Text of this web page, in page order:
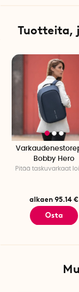
Tuotteita,
Bobby Hero
Pitää taskuvarkaat
alkaen 95.14 €
Osta